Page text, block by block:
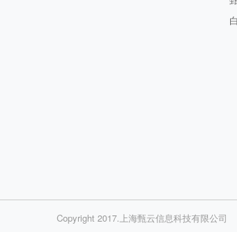
Copyright 2017.上海甄云信息科技有限公司